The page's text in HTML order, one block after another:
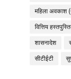
महिला अवकाश
वित्तिय
शासनादेश
सीटीईटी